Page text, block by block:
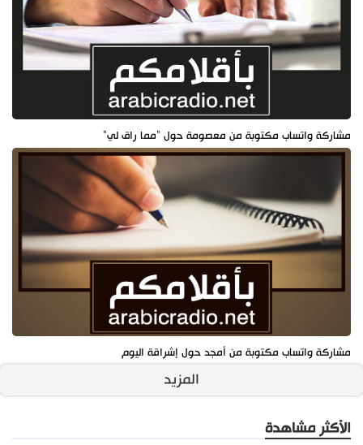
مشاركة واتساب مكتوبة من معصومة حول "مما راق لي"
مشاركة واتساب مكتوبة من أمجد حول إشراقة اليوم
المزيد
الأكثر مشاهدة